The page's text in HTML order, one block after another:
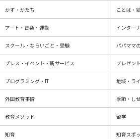
かず・かたち ことば・
アート・音楽・運動 インター
スクール・ならいごと・受験 パパママ
プレス・イベント・新サービス プレゼント
プログラミング・IT 地域・ラ
外国教育事情 季節・し
教育メソッド 留学
知育 知育スポ